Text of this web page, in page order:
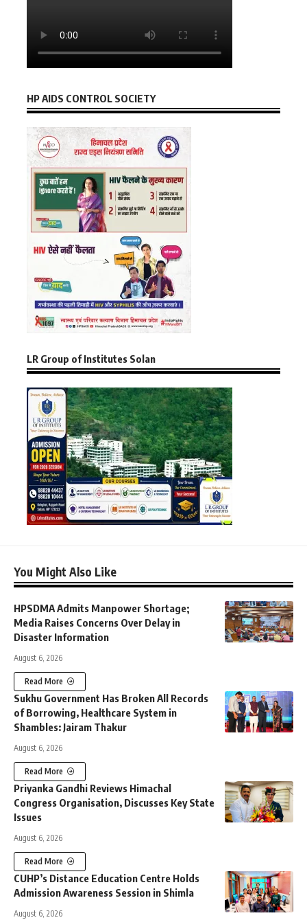
HP AIDS CONTROL SOCIETY
LR Group of Institutes Solan
You Might Also Like
HPSDMA Admits Manpower Shortage;
Media Raises Concerns Over Delay in
Disaster Information
August 6, 2026
Read More
Sukhu Government Has Broken All Records
of Borrowing, Healthcare System in
Shambles: Jairam Thakur
August 6, 2026
Read More
Priyanka Gandhi Reviews Himachal
Congress Organisation, Discusses Key State
Issues
August 6, 2026
Read More
CUHP’s Distance Education Centre Holds
Admission Awareness Session in Shimla
August 6, 2026